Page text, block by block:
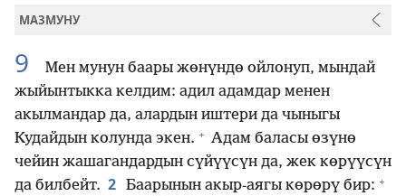
МАЗМУНУ
9
Мен мунун баары жөнүндө ойлонуп, мындай
жыйынтыкка келдим: адил адамдар менен
акылмандар да, алардын иштери да чыныгы
Кудайдын колунда экен. + Адам баласы өзүнө
чейин жашагандардын сүйүүсүн да, жек көрүүсүн
да билбейт. 2 Баарынын акыр-аягы көрөрү бир: +